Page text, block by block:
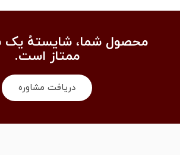
محصول شما، شایستهٔ یک
ممتاز است.
دریافت مشاوره